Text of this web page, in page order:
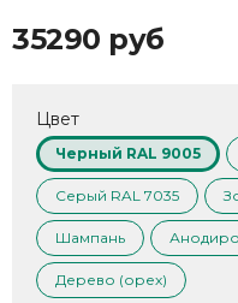
35290 руб
Цвет
Черный RAL 9005
Серый RAL 7035
Шампань
Дерево (орех)